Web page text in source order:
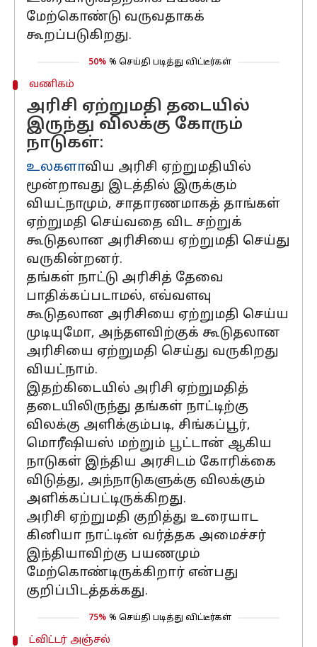
மேற்கொண்டு வருவதாகக்
கூறப்படுகிறது.
50% % செய்தி படித்து விட்டீர்கள்
வணிகம்
அரிசி ஏற்றுமதி தடையில்
இருந்து விலக்கு கோரும்
நாடுகள்:
உலகளாவிய அரிசி ஏற்றுமதியில்
மூன்றாவது இடத்தில் இருக்கும்
வியட்நாமும், சாதாரணமாகத் தாங்கள்
ஏற்றுமதி செய்வதை விட சற்றுக்
கூடுதலான அரிசியை ஏற்றுமதி செய்து
வருகின்றனர்.
தங்கள் நாட்டு அரிசித் தேவை
பாதிக்கப்படாமல், எவ்வளவு
கூடுதலான அரிசியை ஏற்றுமதி செய்ய
முடியுமோ, அந்தளவிற்குக் கூடுதலான
அரிசியை ஏற்றுமதி செய்து வருகிறது
வியட்நாம்.
இதற்கிடையில் அரிசி ஏற்றுமதித்
தடையிலிருந்து தங்கள் நாட்டிற்கு
விலக்கு அளிக்கும்படி, சிங்கப்பூர்,
மொரீஷியஸ் மற்றும் பூட்டான் ஆகிய
நாடுகள் இந்திய அரசிடம் கோரிக்கை
விடுத்து, அந்நாடுகளுக்கு விலக்கும்
அளிக்கப்பட்டிருக்கிறது.
அரிசி ஏற்றுமதி குறித்து உரையாட
கினியா நாட்டின் வர்த்தக அமைச்சர்
இந்தியாவிற்கு பயணமும்
மேற்கொண்டிருக்கிறார் என்பது
குறிப்பிடத்தக்கது.
75% % செய்தி படித்து விட்டீர்கள்
ட்விட்டர் அஞ்சல்